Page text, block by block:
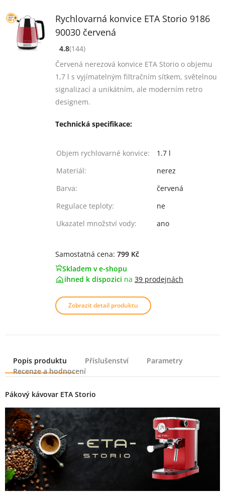
Rychlovarná konvice ETA Storio 9186
90030 červená
[common_new:review_aria]
([common_new:rating_count] 144)
4.8
z 5
4.8(144)
Červená nerezová konvice ETA Storio o objemu
1,7 l s vyjímatelným filtračním sítkem, světelnou
signalizací a unikátním, ale moderním retro
designem.
Technická specifikace:
Objem rychlovarné konvice:
1.7 l
Materiál:
nerez
Barva:
červená
Regulace teploty:
ne
Ukazatel množství vody:
ano
Samostatná cena: 799 Kč
Skladem v e-shopu
ihned k dispozici na 39 prodejnách
Zobrazit detail produktu
Popis produktu Příslušenství
Parametry
Recenze a hodnocení
Popis produktu
Pákový kávovar ETA Storio